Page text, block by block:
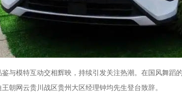
与模特互动交相辉映，持续引发关注热潮。在国风舞蹈
朝网云贵川战区贵州大区经理钟均先生登台致辞。